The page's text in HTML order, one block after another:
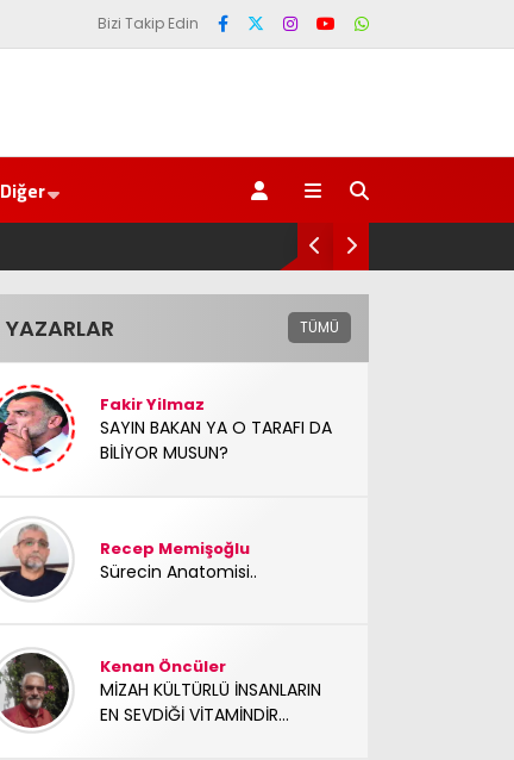
Bizi Takip Edin
Diğer
YAZARLAR TÜMÜ
Fakir Yilmaz
SAYIN BAKAN YA O TARAFI DA
BİLİYOR MUSUN?
Recep Memişoğlu
Sürecin Anatomisi..
Kenan Öncüler
MİZAH KÜLTÜRLÜ İNSANLARIN
EN SEVDİĞİ VİTAMİNDİR...